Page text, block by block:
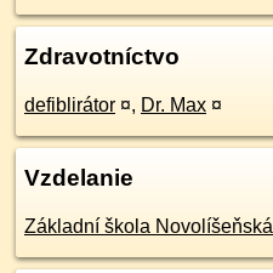
Zdravotníctvo
defiblirátor ¤, Dr. Max ¤
Vzdelanie
Základní škola